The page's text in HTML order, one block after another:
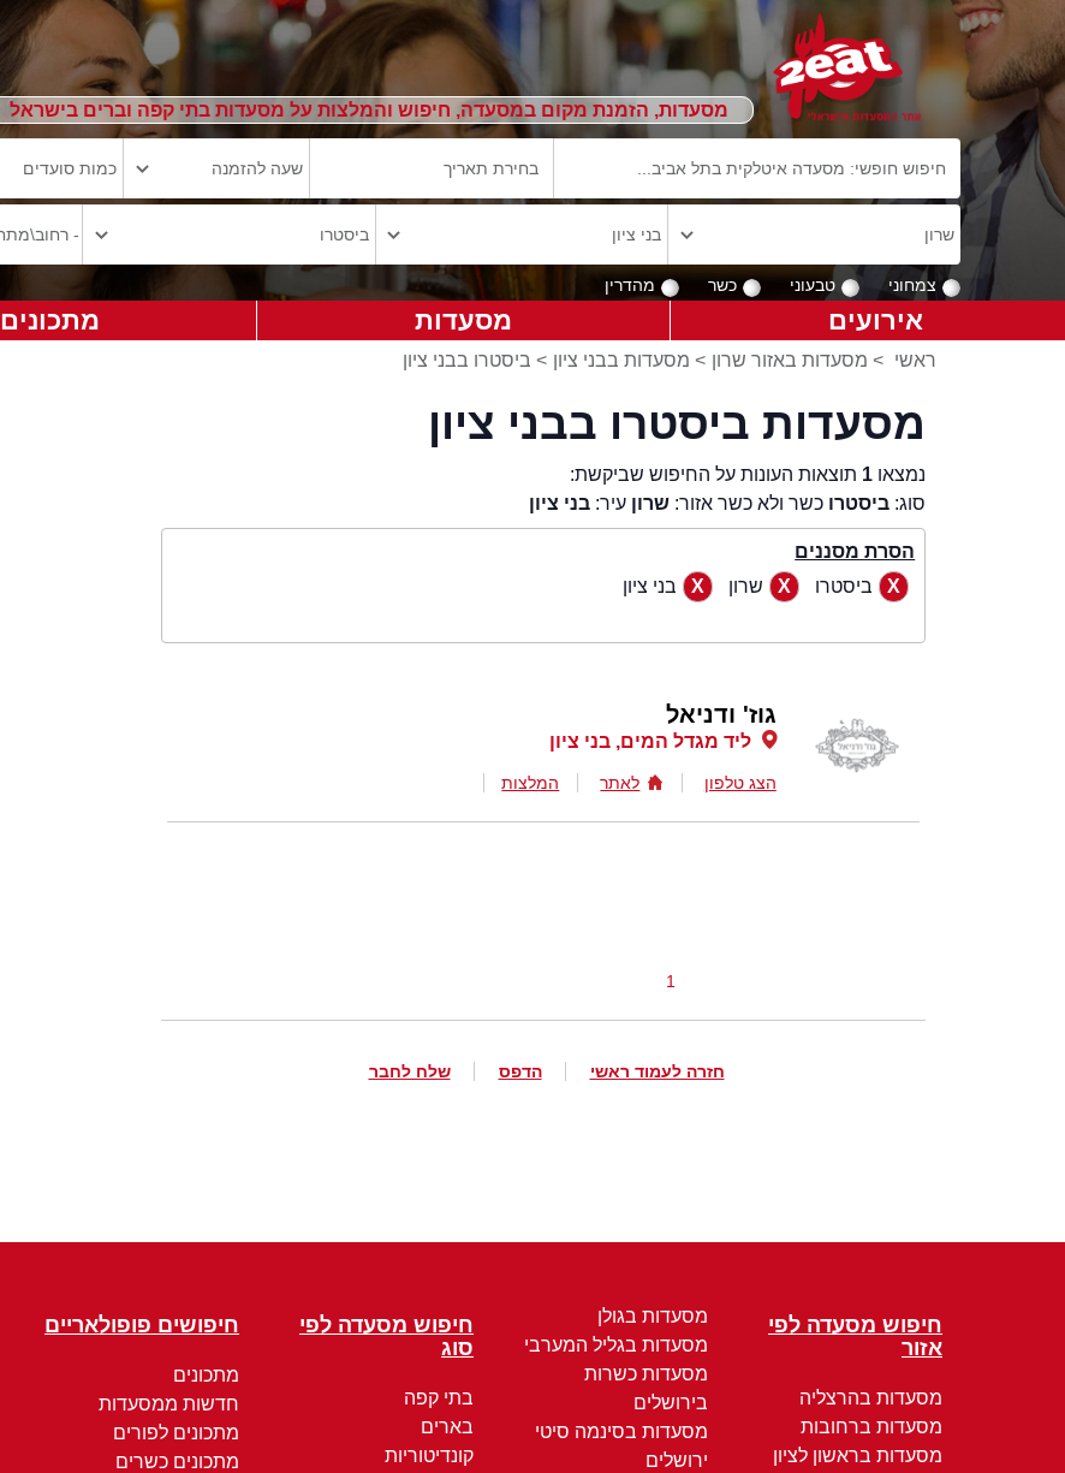
מסעדות, הזמנת מקום במסעדה, חיפוש והמלצות על מסעדות בתי קפה וברים בישראל
צמחוני טבעוני כשר מהדרין
אירועים מסעדות מתכונים
ראשי > מסעדות באזור שרון > מסעדות בבני ציון > ביסטרו בבני ציון
מסעדות ביסטרו בבני ציון
נמצאו 1 תוצאות העונות על החיפוש שביקשת:
סוג: ביסטרו כשר ולא כשר אזור: שרון עיר: בני ציון
הסרת מסננים
ביסטרו
שרון בני ציון
גוז' ודניאל
ליד מגדל המים, בני ציון
הצג טלפון לאתר המלצות
1
חזרה לעמוד ראשי הדפס שלח לחבר
חיפוש מסעדה לפי
אזור
מסעדות בהרצליה
מסעדות ברחובות
מסעדות בראשון לציון
מסעדות בגולן
מסעדות בגליל המערבי
מסעדות כשרות
בירושלים
מסעדות בסינמה סיטי
ירושלים
חיפוש מסעדה לפי
סוג
בתי קפה
בארים
קונדיטוריות
חיפושים פופולאריים
מתכונים
חדשות ממסעדות
מתכונים לפורים
מתכונים כשרים